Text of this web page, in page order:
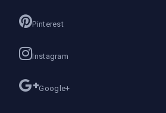
Pinterest
Instagram
Google+